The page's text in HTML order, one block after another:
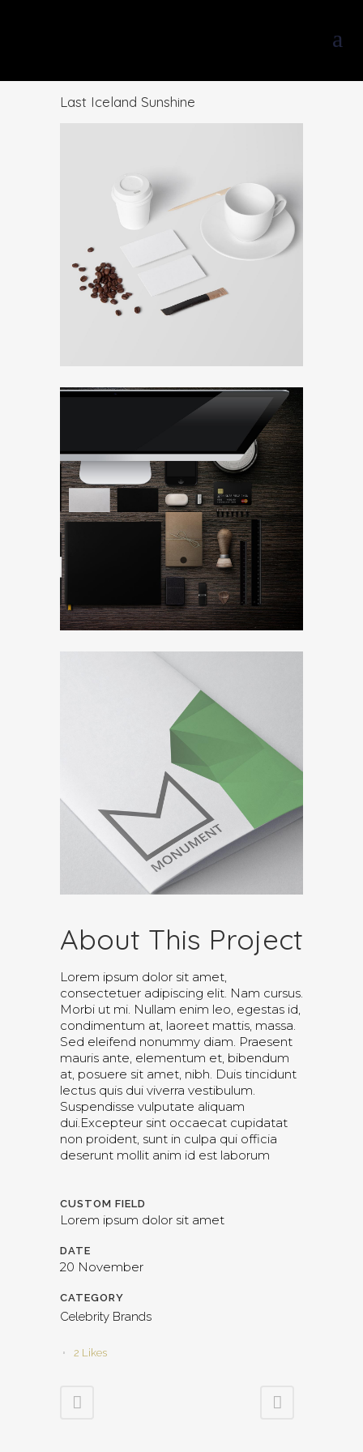
Last Iceland Sunshine
About This Project
Lorem ipsum dolor sit amet,
consectetuer adipiscing elit. Nam cursus.
Morbi ut mi. Nullam enim leo, egestas id,
condimentum at, laoreet mattis, massa.
Sed eleifend nonummy diam. Praesent
mauris ante, elementum et, bibendum
at, posuere sit amet, nibh. Duis tincidunt
lectus quis dui viverra vestibulum.
Suspendisse vulputate aliquam
dui.Excepteur sint occaecat cupidatat
non proident, sunt in culpa qui officia
deserunt mollit anim id est laborum
CUSTOM FIELD
Lorem ipsum dolor sit amet
DATE
20 November
CATEGORY
Celebrity Brands
2 Likes